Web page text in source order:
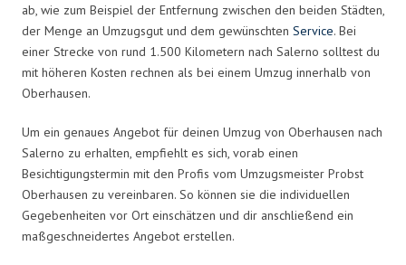
ab, wie zum Beispiel der Entfernung zwischen den beiden Städten,
der Menge an Umzugsgut und dem gewünschten Service. Bei
einer Strecke von rund 1.500 Kilometern nach Salerno solltest du
mit höheren Kosten rechnen als bei einem Umzug innerhalb von
Oberhausen.
Um ein genaues Angebot für deinen Umzug von Oberhausen nach
Salerno zu erhalten, empfiehlt es sich, vorab einen
Besichtigungstermin mit den Profis vom Umzugsmeister Probst
Oberhausen zu vereinbaren. So können sie die individuellen
Gegebenheiten vor Ort einschätzen und dir anschließend ein
maßgeschneidertes Angebot erstellen.